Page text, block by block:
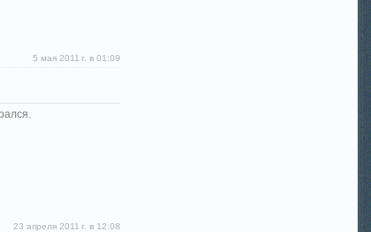
5 мая 2011 г. в 01:09
23 апреля 2011 г. в 12:08